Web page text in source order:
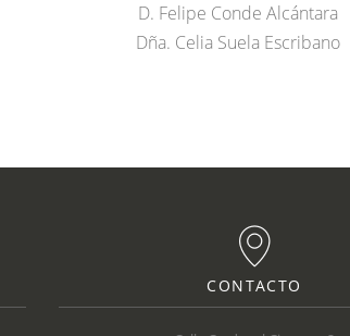
D. Felipe Conde Alcántara
Dña. Celia Suela Escribano
CONTACTO